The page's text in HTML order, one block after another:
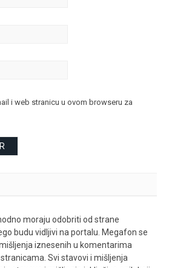
i web stranicu u ovom browseru za
moraju odobriti od strane
budu vidljivi na portalu. Megafon se
iznesenih u komentarima
Svi stavovi i mišljenja